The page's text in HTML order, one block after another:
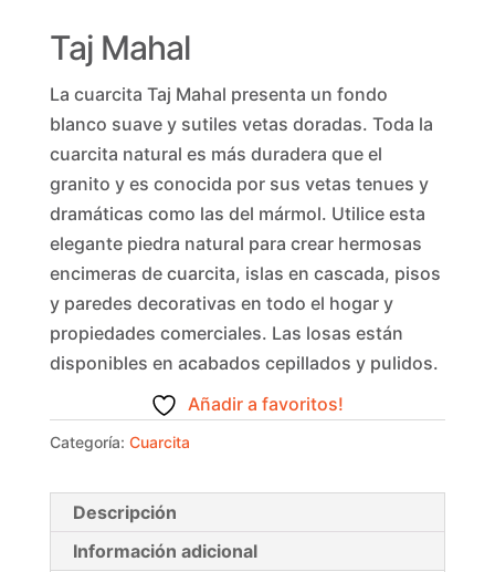
Taj Mahal
La cuarcita Taj Mahal presenta un fondo
blanco suave y sutiles vetas doradas. Toda la
cuarcita natural es más duradera que el
granito y es conocida por sus vetas tenues y
dramáticas como las del mármol. Utilice esta
elegante piedra natural para crear hermosas
encimeras de cuarcita, islas en cascada, pisos
y paredes decorativas en todo el hogar y
propiedades comerciales. Las losas están
disponibles en acabados cepillados y pulidos.
Añadir a favoritos!
Categoría: Cuarcita
Descripción
Información adicional